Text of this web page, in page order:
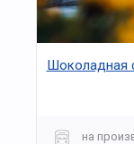
Шоколадная
на